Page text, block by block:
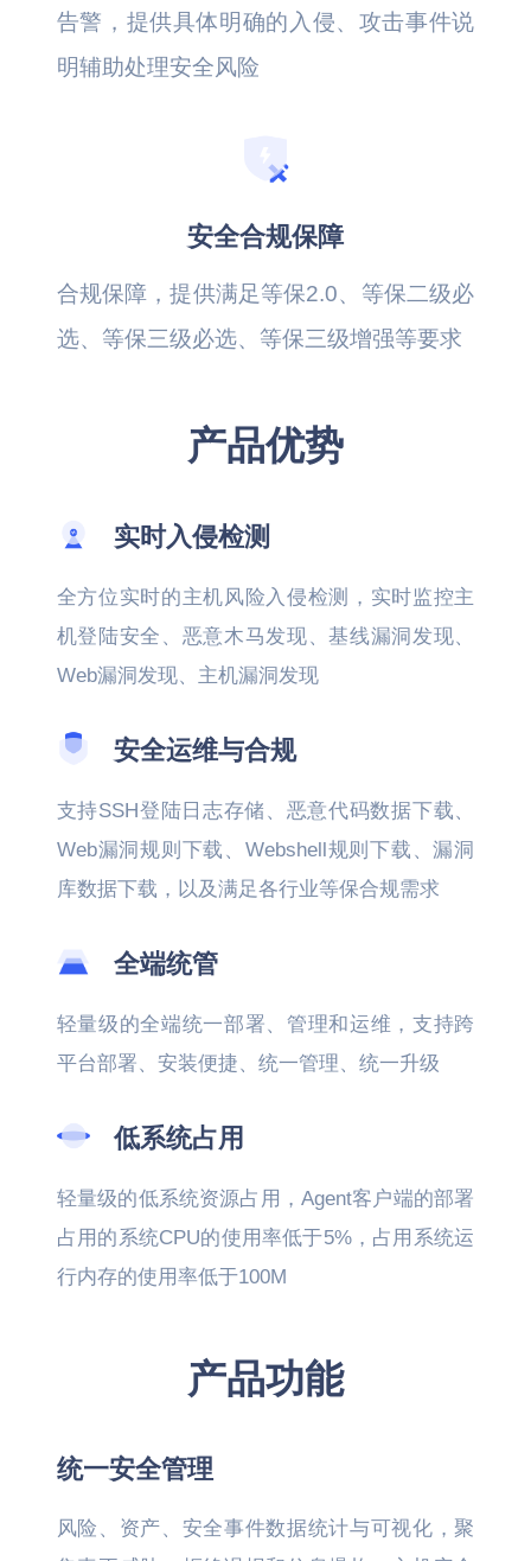
告警，提供具体明确的入侵、攻击事件说
明辅助处理安全风险
安全合规保障
合规保障，提供满足等保2.0、等保二级必
选、等保三级必选、等保三级增强等要求
产品优势
实时入侵检测
全方位实时的主机风险入侵检测，实时监控主
机登陆安全、恶意木马发现、基线漏洞发现、
Web漏洞发现、主机漏洞发现
安全运维与合规
支持SSH登陆日志存储、恶意代码数据下载、
Web漏洞规则下载、Webshell规则下载、漏洞
库数据下载，以及满足各行业等保合规需求
全端统管
轻量级的全端统一部署、管理和运维，支持跨
平台部署、安装便捷、统一管理、统一升级
低系统占用
轻量级的低系统资源占用，Agent客户端的部署
占用的系统CPU的使用率低于5%，占用系统运
行内存的使用率低于100M
产品功能
统一安全管理
风险、资产、安全事件数据统计与可视化，聚